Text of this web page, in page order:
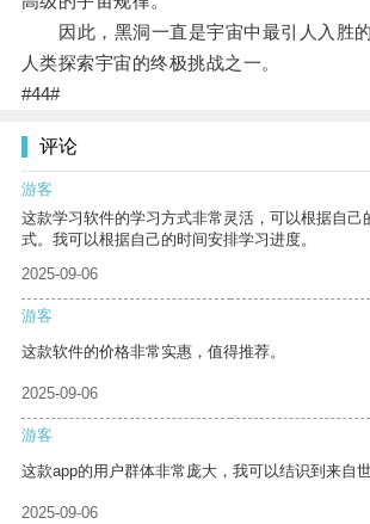
因此，黑洞一直是宇宙中最引人入胜
人类探索宇宙的终极挑战之一。
#44#
评论
游客
这款学习软件的学习方式非常灵活，可以根据自己
式。我可以根据自己的时间安排学习进度。
2025-09-06
游客
这款软件的价格非常实惠，值得推荐。
2025-09-06
游客
这款app的用户群体非常庞大，我可以结识到来自
2025-09-06